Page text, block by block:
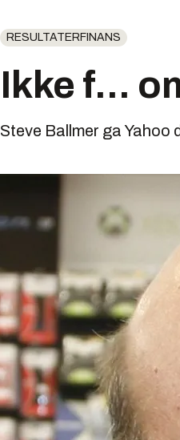
RESULTATERFINANS
Ikke f...
Steve Ballmer ga Yahoo